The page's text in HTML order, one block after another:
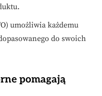
umożliwia każdemu
do swoich
pomagają